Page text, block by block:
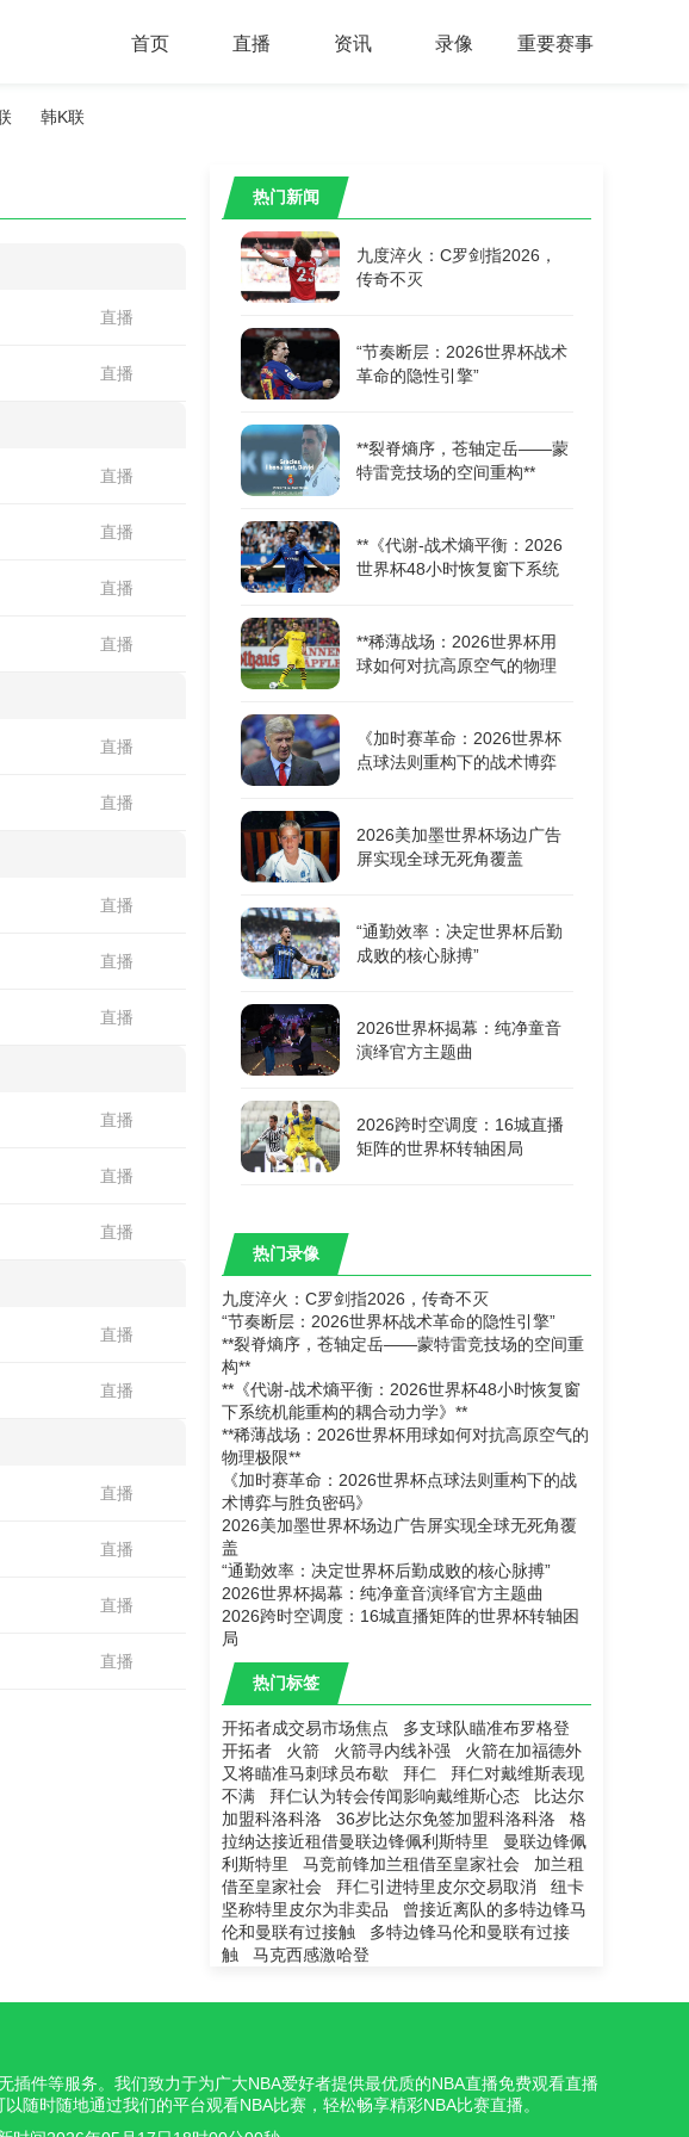
首页 直播 资讯 录像 重要赛事
韩K联
直播
直播
直播
直播
直播
直播
直播
直播
直播
直播
直播
直播
直播
直播
直播
直播
直播
直播
直播
直播
热门新闻
九度淬火：C罗剑指2026，
传奇不灭
“节奏断层：2026世界杯战术
革命的隐性引擎”
**裂脊熵序，苍轴定岳——蒙
特雷竞技场的空间重构**
**《代谢-战术熵平衡：2026
世界杯48小时恢复窗下系统
**稀薄战场：2026世界杯用
球如何对抗高原空气的物理
《加时赛革命：2026世界杯
点球法则重构下的战术博弈
2026美加墨世界杯场边广告
屏实现全球无死角覆盖
“通勤效率：决定世界杯后勤
成败的核心脉搏”
2026世界杯揭幕：纯净童音
演绎官方主题曲
2026跨时空调度：16城直播
矩阵的世界杯转轴困局
热门录像
九度淬火：C罗剑指2026，传奇不灭
“节奏断层：2026世界杯战术革命的隐性引擎”
**裂脊熵序，苍轴定岳——蒙特雷竞技场的空间重
构**
**《代谢-战术熵平衡：2026世界杯48小时恢复窗
下系统机能重构的耦合动力学》**
**稀薄战场：2026世界杯用球如何对抗高原空气的
物理极限**
《加时赛革命：2026世界杯点球法则重构下的战
术博弈与胜负密码》
2026美加墨世界杯场边广告屏实现全球无死角覆
盖
“通勤效率：决定世界杯后勤成败的核心脉搏”
2026世界杯揭幕：纯净童音演绎官方主题曲
2026跨时空调度：16城直播矩阵的世界杯转轴困
局
热门标签
开拓者成交易市场焦点
多支球队瞄准布罗格登
开拓者
火箭 火箭寻内线补强
火箭在加福德外
又将瞄准马刺球员布歇
拜仁
拜仁对戴维斯表现
不满
拜仁认为转会传闻影响戴维斯心态
比达尔
加盟科洛科洛
36岁比达尔免签加盟科洛科洛
格
拉纳达接近租借曼联边锋佩利斯特里
曼联边锋佩
利斯特里
马竞前锋加兰租借至皇家社会
加兰租
借至皇家社会
拜仁引进特里皮尔交易取消
纽卡
坚称特里皮尔为非卖品
曾接近离队的多特边锋马
伦和曼联有过接触
多特边锋马伦和曼联有过接
触
马克西感激哈登
件等服务。我们致力于为广大NBA爱好者提供最优质的NBA直播免费观看直播
随时随地通过我们的平台观看NBA比赛，轻松畅享精彩NBA比赛直播。